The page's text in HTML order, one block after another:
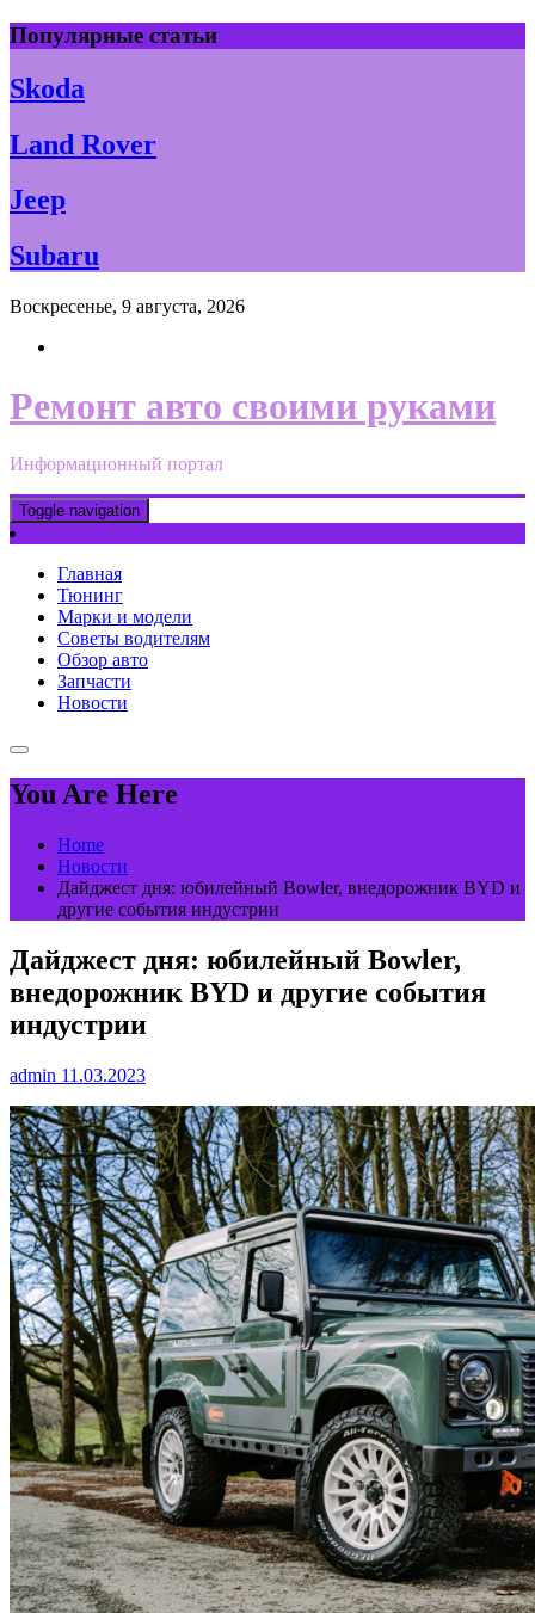
Skip
to
content
Популярные статьи
Skoda
Land Rover
Jeep
Subaru
Воскресенье, 9 августа, 2026
Ремонт авто своими руками
Информационный портал
Toggle navigation
Главная
Тюнинг
Марки и модели
Советы водителям
Обзор авто
Запчасти
Новости
You Are Here
Home
Новости
Дайджест дня: юбилейный Bowler, внедорожник BYD и
другие события индустрии
Дайджест дня: юбилейный Bowler,
внедорожник BYD и другие события
индустрии
admin 11.03.2023